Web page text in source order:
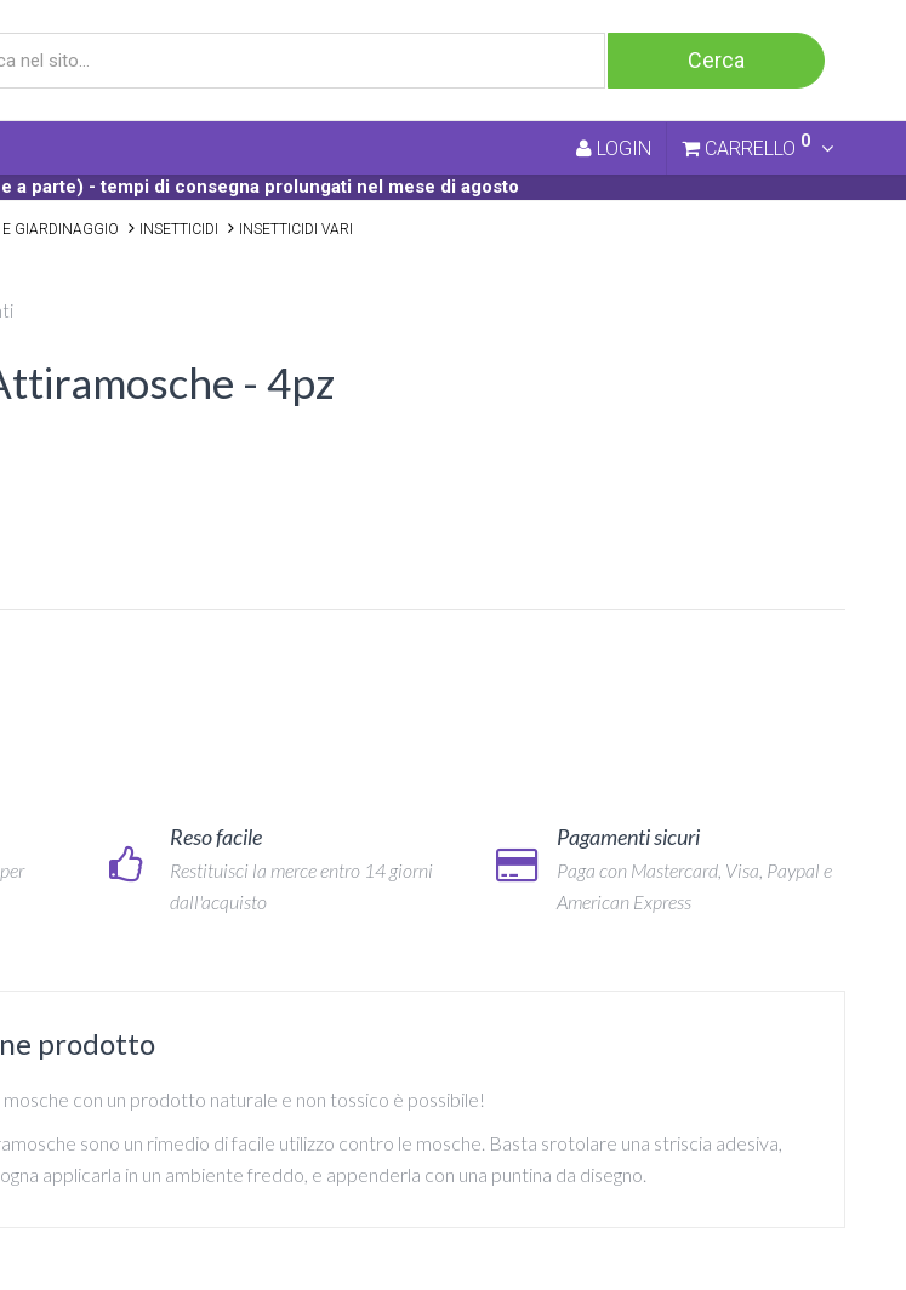
LOGIN CARRELLO 0
a parte) - tempi di consegna prolungati nel mese di agosto
E GIARDINAGGIO INSETTICIDI INSETTICIDI VARI
- 4pz
Reso facile
Restituisci la merce entro 14 giorni
dall'acquisto
Pagamenti sicuri
Paga con Mastercard, Visa, Paypal e
American Express
prodotto
con un prodotto naturale e non tossico è possibile!
sono un rimedio di facile utilizzo contro le mosche. Basta srotolare una striscia adesiva,
applicarla in un ambiente freddo, e appenderla con una puntina da disegno.